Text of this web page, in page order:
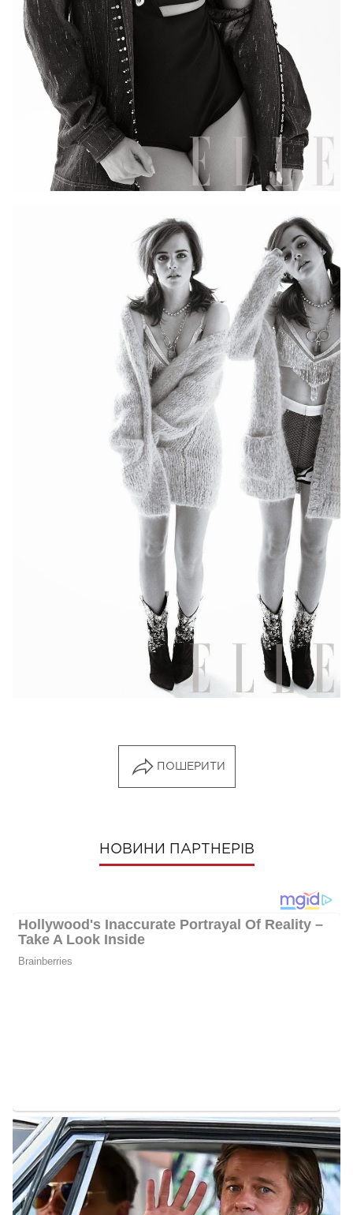
ПОШЕРИТИ
НОВИНИ ПАРТНЕРІВ